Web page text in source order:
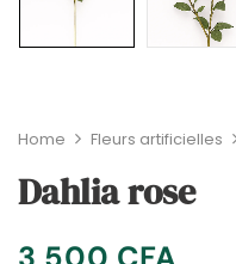
Home Fleurs artificielles
Dahlia rose